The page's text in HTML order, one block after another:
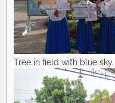
Tree in field with blue sky.